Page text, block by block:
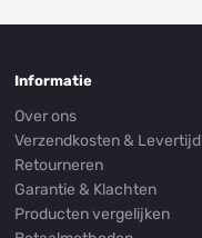
Informatie
Over ons
Verzendkosten & Levertijd
Retourneren
Garantie & Klachten
Producten vergelijken